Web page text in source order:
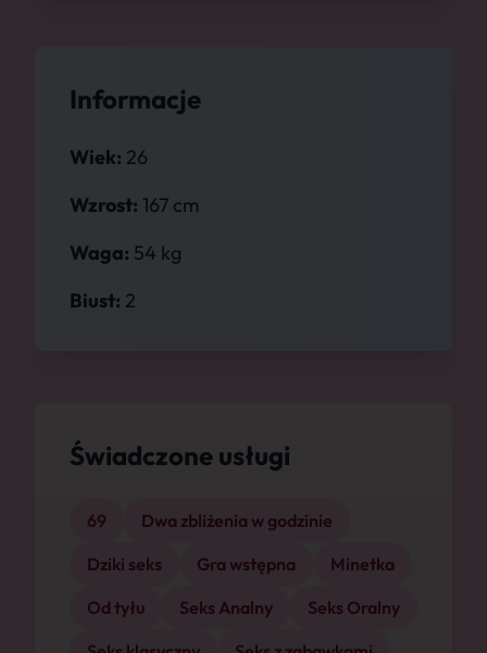
Informacje
Wiek: 26
Wzrost: 167 cm
Waga: 54 kg
Biust: 2
Świadczone usługi
69
Dwa zbliżenia w godzinie
Dziki seks
Gra wstępna
Minetka
Od tyłu
Seks Analny
Seks Oralny